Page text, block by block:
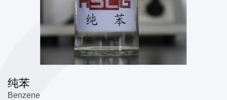
纯苯
Benzene